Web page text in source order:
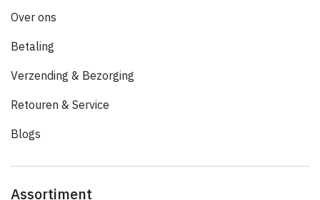
Over ons
Betaling
Verzending & Bezorging
Retouren & Service
Blogs
Assortiment